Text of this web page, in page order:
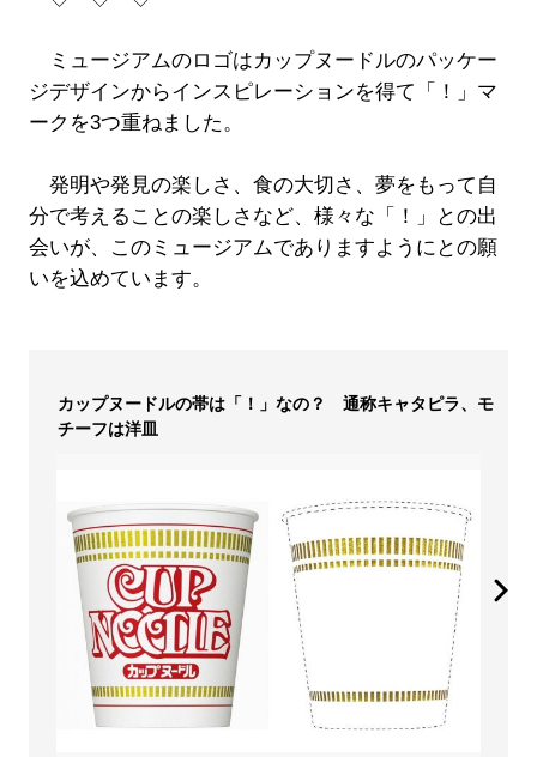
ミュージアムのロゴはカップヌードルのパッケー
ジデザインからインスピレーションを得て「！」マ
ークを3つ重ねました。
発明や発見の楽しさ、食の大切さ、夢をもって自
分で考えることの楽しさなど、様々な「！」との出
会いが、このミュージアムでありますようにとの願
いを込めています。
カップヌードルの帯は「！」なの？ 通称キャタピラ、モ
チーフは洋皿